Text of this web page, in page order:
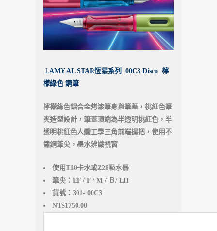
LAMY AL STAR恆星系列 00C3 Disco 檸
檬綠色 鋼筆
檸檬綠色鋁合金烤漆筆身與筆蓋，桃紅色筆
夾造型設計，筆蓋頂端為半透明桃紅色，半
透明桃紅色人體工學三角前端握把，使用不
鏽鋼筆尖，墨水辨識視窗
使用T10卡水或Z28吸水器
筆尖：EF / F / M / Ｂ/ LH
貨號：301- 00C3
NT$1750.00